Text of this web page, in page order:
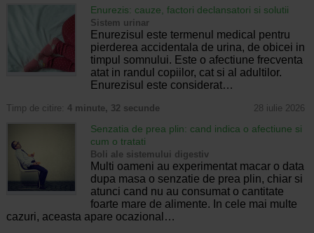
Enurezis: cauze, factori declansatori si solutii
Sistem urinar
Enurezisul este termenul medical pentru
pierderea accidentala de urina, de obicei in
timpul somnului. Este o afectiune frecventa
atat in randul copiilor, cat si al adultilor.
Enurezisul este considerat…
Timp de citire: 4 minute, 32 secunde 28 iulie 2026
Senzatia de prea plin: cand indica o afectiune si
cum o tratati
Boli ale sistemului digestiv
Multi oameni au experimentat macar o data
dupa masa o senzatie de prea plin, chiar si
atunci cand nu au consumat o cantitate
foarte mare de alimente. In cele mai multe
cazuri, aceasta apare ocazional…